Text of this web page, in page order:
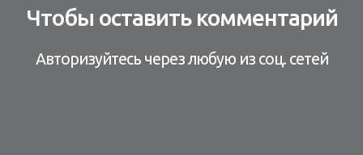
Чтобы оставить комментарий
Авторизуйтесь через любую из соц. сетей